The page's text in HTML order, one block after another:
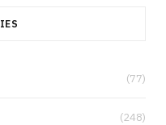
(77)
(248)